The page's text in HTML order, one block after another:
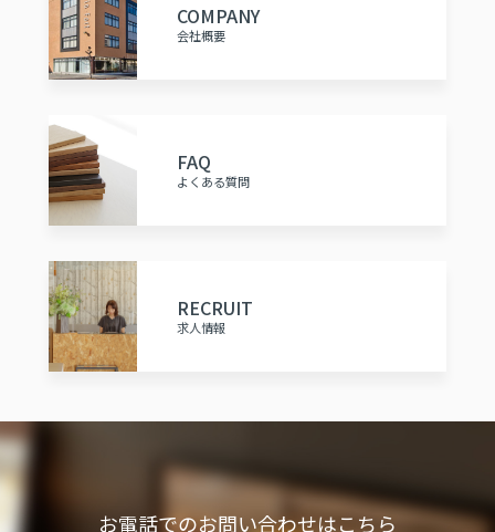
COMPANY
会社概要
FAQ
よくある質問
RECRUIT
求人情報
お電話でのお問い合わせはこちら